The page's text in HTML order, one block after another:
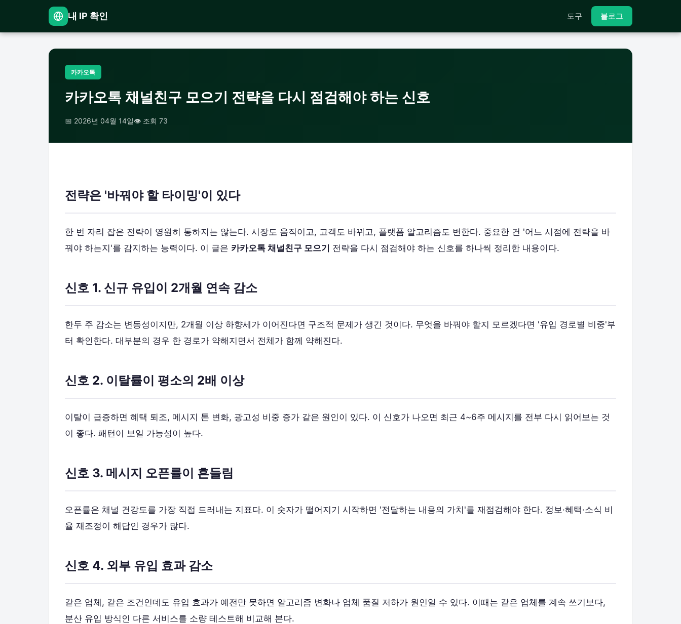
내 IP 확인 도구 블로그
카카오톡
카카오톡 채널친구 모으기 전략을 다시 점검해야 하는 신호
📅 2026년 04월 14일👁️ 조회 73
전략은 '바꿔야 할 타이밍'이 있다
한 번 자리 잡은 전략이 영원히 통하지는 않는다. 시장도 움직이고, 고객도 바뀌고, 플랫폼 알고리즘도 변한다. 중요한 건 '어느 시점에 전략을 바
꿔야 하는지'를 감지하는 능력이다. 이 글은 카카오톡 채널친구 모으기 전략을 다시 점검해야 하는 신호를 하나씩 정리한 내용이다.
신호 1. 신규 유입이 2개월 연속 감소
한두 주 감소는 변동성이지만, 2개월 이상 하향세가 이어진다면 구조적 문제가 생긴 것이다. 무엇을 바꿔야 할지 모르겠다면 '유입 경로별 비중'부
터 확인한다. 대부분의 경우 한 경로가 약해지면서 전체가 함께 약해진다.
신호 2. 이탈률이 평소의 2배 이상
이탈이 급증하면 혜택 퇴조, 메시지 톤 변화, 광고성 비중 증가 같은 원인이 있다. 이 신호가 나오면 최근 4~6주 메시지를 전부 다시 읽어보는 것
이 좋다. 패턴이 보일 가능성이 높다.
신호 3. 메시지 오픈률이 흔들림
오픈률은 채널 건강도를 가장 직접 드러내는 지표다. 이 숫자가 떨어지기 시작하면 '전달하는 내용의 가치'를 재점검해야 한다. 정보·혜택·소식 비
율 재조정이 해답인 경우가 많다.
신호 4. 외부 유입 효과 감소
같은 업체, 같은 조건인데도 유입 효과가 예전만 못하면 알고리즘 변화나 업체 품질 저하가 원인일 수 있다. 이때는 같은 업체를 계속 쓰기보다,
분산 유입 방식인 다른 서비스를 소량 테스트해 비교해 본다.